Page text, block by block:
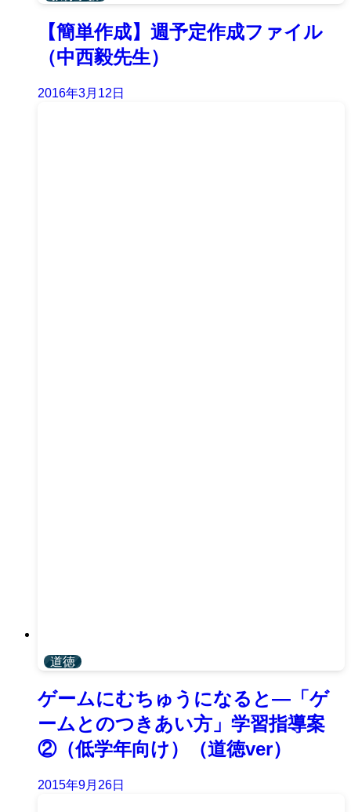
【簡単作成】週予定作成ファイル
（中西毅先生）
2016年3月12日
道徳
ゲームにむちゅうになると―「ゲ
ームとのつきあい方」学習指導案
②（低学年向け）（道徳ver）
2015年9月26日